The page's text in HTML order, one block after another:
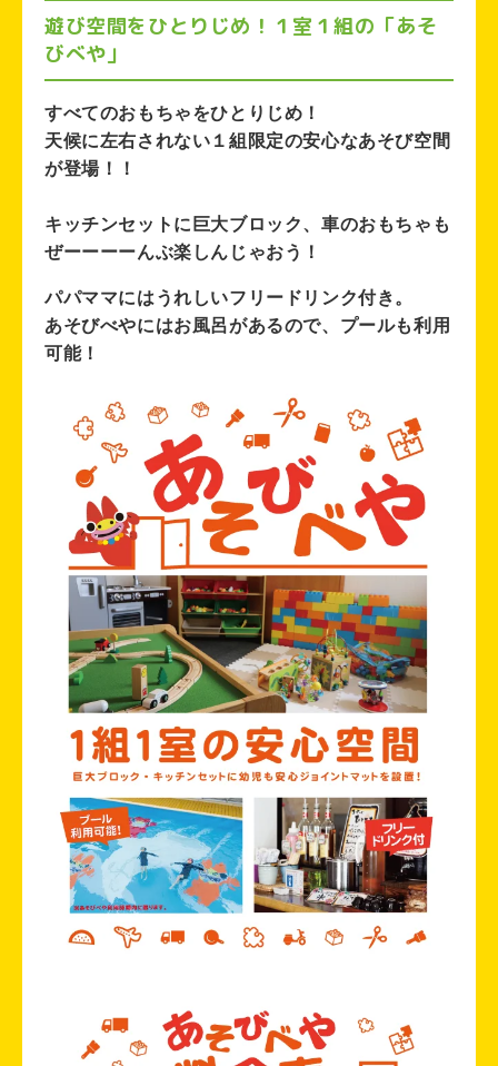
遊び空間をひとりじめ！１室１組の「あそ
びべや」
すべてのおもちゃをひとりじめ！
天候に左右されない１組限定の安心なあそび空間
が登場！！
キッチンセットに巨大ブロック、車のおもちゃも
ぜーーーーんぶ楽しんじゃおう！
パパママにはうれしいフリードリンク付き。
あそびべやにはお風呂があるので、プールも利用
可能！